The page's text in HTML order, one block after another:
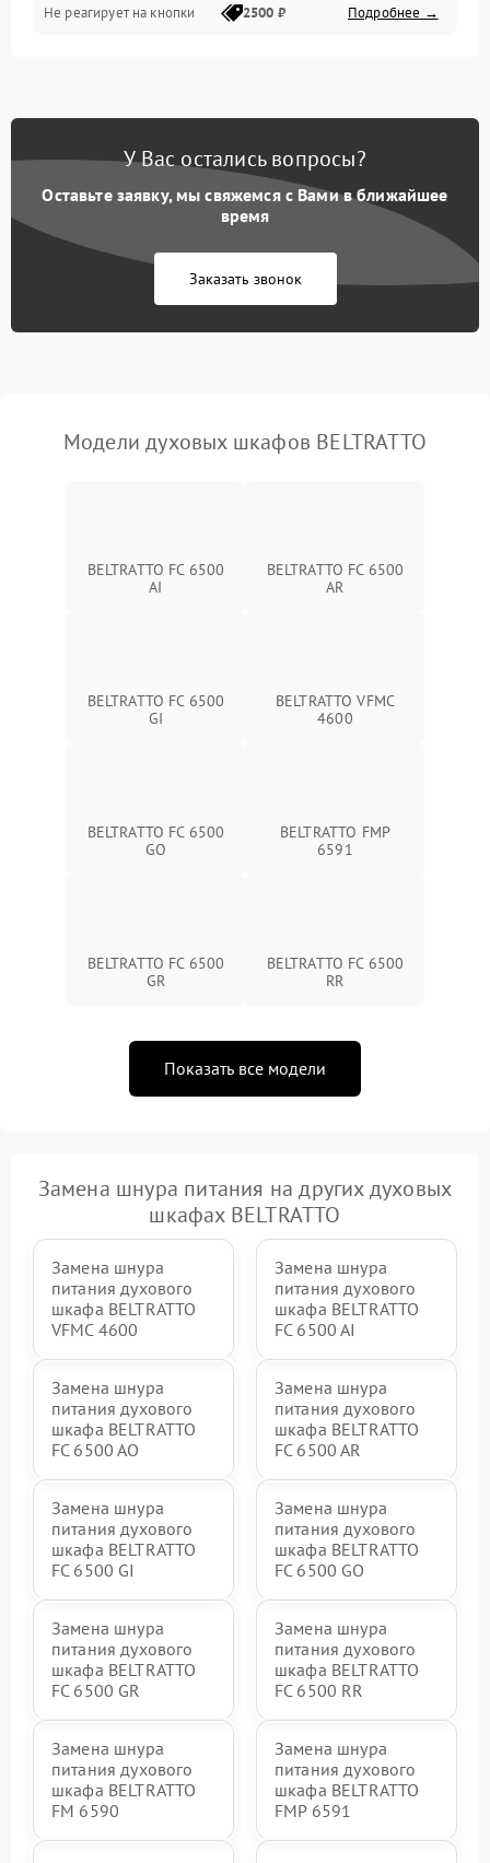
Не реагирует на кнопки 2500 ₽ Подробнее →
У Вас остались вопросы?
Оставьте заявку, мы свяжемся с Вами в ближайшее
время
Заказать звонок
Модели духовых шкафов BELTRATTO
BELTRATTO FC 6500
AI
BELTRATTO FC 6500
AR
BELTRATTO FC 6500
GI
BELTRATTO VFMC
4600
BELTRATTO FC 6500
GO
BELTRATTO FMP
6591
BELTRATTO FC 6500
GR
BELTRATTO FC 6500
RR
Показать все модели
Замена шнура питания на других духовых
шкафах BELTRATTO
Замена шнура
питания духового
шкафа BELTRATTO
VFMC 4600
Замена шнура
питания духового
шкафа BELTRATTO
FC 6500 AI
Замена шнура
питания духового
шкафа BELTRATTO
FC 6500 AO
Замена шнура
питания духового
шкафа BELTRATTO
FC 6500 AR
Замена шнура
питания духового
шкафа BELTRATTO
FC 6500 GI
Замена шнура
питания духового
шкафа BELTRATTO
FC 6500 GO
Замена шнура
питания духового
шкафа BELTRATTO
FC 6500 GR
Замена шнура
питания духового
шкафа BELTRATTO
FC 6500 RR
Замена шнура
питания духового
шкафа BELTRATTO
FM 6590
Замена шнура
питания духового
шкафа BELTRATTO
FMP 6591